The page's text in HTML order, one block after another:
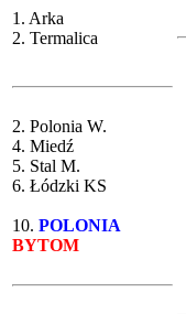
1. Arka
2. Termalica
2. Polonia W.
4. Miedź
5. Stal M.
6. Łódzki KS
10. POLONIA
BYTOM